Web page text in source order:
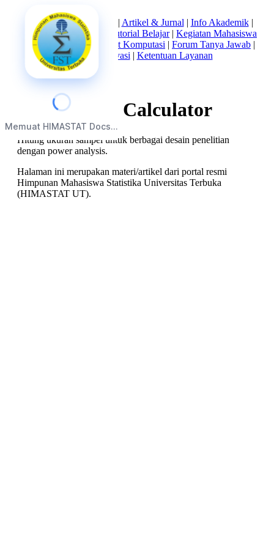
Memuat HIMASTAT Docs...
Beranda|Tentang Kami | Artikel & Jurnal | Info Akademik|
Mata Kuliah Statistika
Tutorial Belajar| Kegiatan Mahasiswa
Struktur Himpunan Alat Komputasi | Forum Tanya Jawab |
Kebijakan Privasi | Ketentuan Layanan
Sample Size Calculator
Hitung ukuran sampel untuk berbagai desain penelitian
dengan power analysis.
Halaman ini merupakan materi/artikel dari portal resmi
Himpunan Mahasiswa Statistika Universitas Terbuka
(HIMASTAT UT).